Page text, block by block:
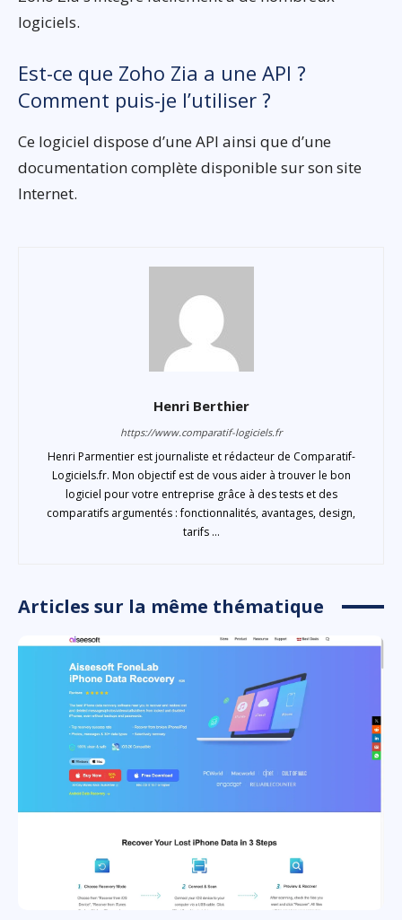
logiciels.
Est-ce que Zoho Zia a une API ?
Comment puis-je l’utiliser ?
Ce logiciel dispose d’une API ainsi que d’une
documentation complète disponible sur son site
Internet.
Henri Berthier
https://www.comparatif-logiciels.fr
Henri Parmentier est journaliste et rédacteur de Comparatif-
Logiciels.fr. Mon objectif est de vous aider à trouver le bon
logiciel pour votre entreprise grâce à des tests et des
comparatifs argumentés : fonctionnalités, avantages, design,
tarifs ...
Articles sur la même thématique